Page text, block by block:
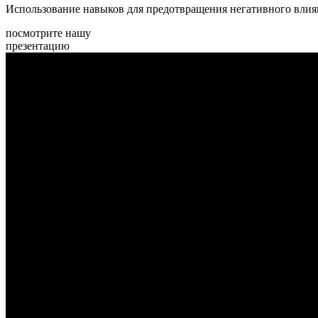
Использование навыков для предотвращения негативного
посмотрите нашу
презентацию